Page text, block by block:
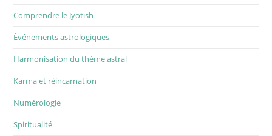
Comprendre le Jyotish
Événements astrologiques
Harmonisation du thème astral
Karma et réincarnation
Numérologie
Spiritualité